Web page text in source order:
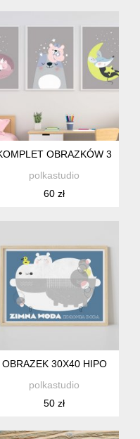
KOBIETYOBRAZKÓW 30X40
polkastudio
60 zł
DLA GOSCI -
OBRAZEK 30X40 HIPO
polkastudio
50 zł